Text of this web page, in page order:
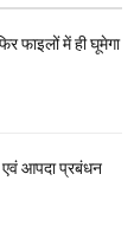
फाइलों में ही घूमेगा
एवं आपदा प्रबंधन